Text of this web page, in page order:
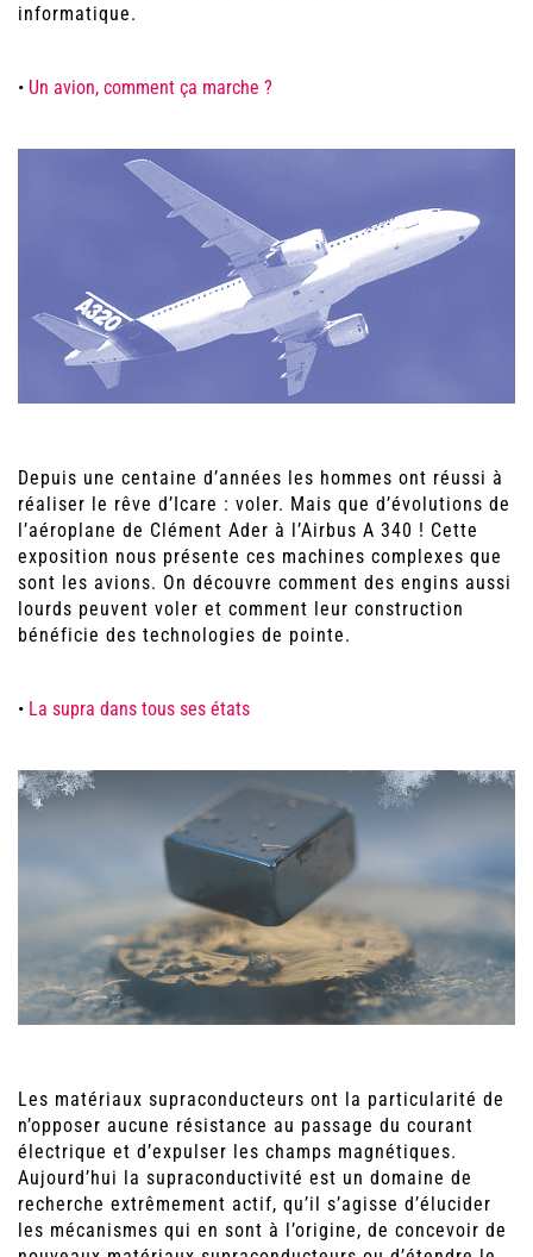
informatique.
• Un avion, comment ça marche ?
Depuis une centaine d’années les hommes ont réussi à
réaliser le rêve d’Icare : voler. Mais que d’évolutions de
l’aéroplane de Clément Ader à l’Airbus A 340 ! Cette
exposition nous présente ces machines complexes que
sont les avions. On découvre comment des engins aussi
lourds peuvent voler et comment leur construction
bénéficie des technologies de pointe.
• La supra dans tous ses états
Les matériaux supraconducteurs ont la particularité de
n’opposer aucune résistance au passage du courant
électrique et d’expulser les champs magnétiques.
Aujourd’hui la supraconductivité est un domaine de
recherche extrêmement actif, qu’il s’agisse d’élucider
les mécanismes qui en sont à l’origine, de concevoir de